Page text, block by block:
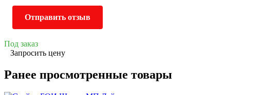
Отправить отзыв
Под заказ
Запросить цену
Ранее просмотренные товары